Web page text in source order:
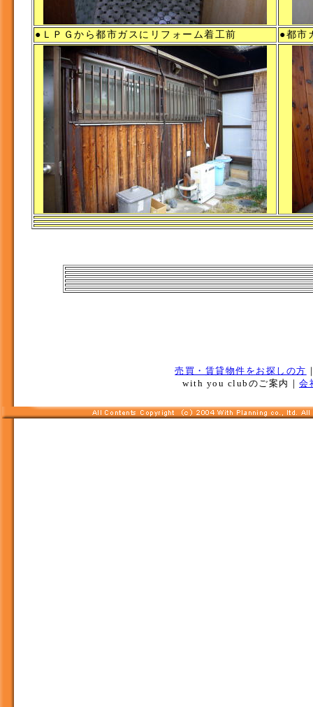
●ＬＰＧから都市ガスにリフォーム着工前 ●都市
売買・賃貸物件をお探しの方
with you clubのご案内｜ 会